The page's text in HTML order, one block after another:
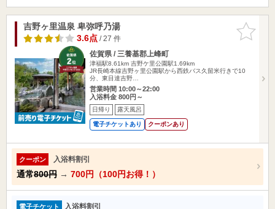
お気に入
りに追加
吉野ヶ里温泉 卑弥呼乃湯
3.6点/ 27 件
佐賀県 / 三養基郡上峰町
津福駅8.61km 吉野ケ里公園駅1.69km
JR長崎本線吉野ヶ里公園駅から西鉄バス久留米行きで10
分、東目達吉野…
営業時間 10:00～22:00
入浴料金 800円～
日帰り 露天風呂
電子チケットあり クーポンあり
クーポン 入浴料割引
通常800円 → 700円（100円お得！）
電子チケット 入浴料割引